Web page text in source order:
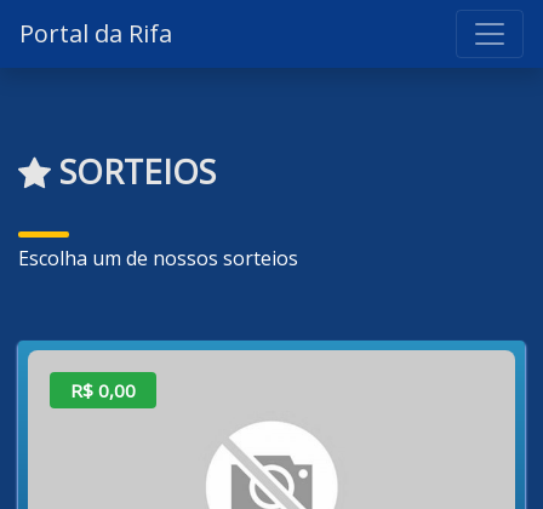
Portal da Rifa
SORTEIOS
Escolha um de nossos sorteios
R$ 0,00